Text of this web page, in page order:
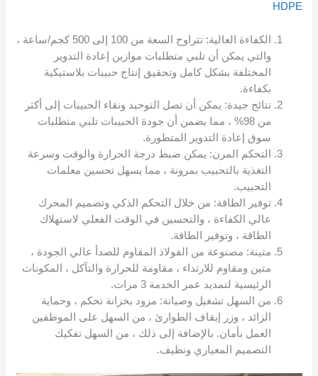
HDPE
الكفاءة العالية: تتراوح السعة من 100 إلى 500 كجم/ساعة ،
والتي يمكن أن تلبي متطلبات موازين إعادة التدوير
المختلفة بشكل كامل وتحقيق إنتاج حبيبات بلاستيكية
بكفاءة.
نتائج جيدة: يمكن أن تصل التوحيد ونقاء الحبيبات إلى أكثر
من 98% ، مما يضمن أن جودة الحبيبات تلبي متطلبات
سوق إعادة التدوير المتطورة.
التحكم المرن: يمكن ضبط درجة الحرارة والوقت وسرعة
التغذية بالتحبيب بمرونة ، مما يسهل تحسين معلمات
التحبيب.
توفير الطاقة: من خلال التحكم الذكي وتصميم المحرك
عالي الكفاءة ، والتحسين في الوقت الفعلي لاستهلاك
الطاقة ، وتوفير الطاقة.
متينة: مصنوعة من الفولاذ المقاوم للصدأ عالي الجودة ،
متين ومقاوم للارتداء ، مقاومة للحرارة والتآكل ، المكونات
الرئيسية لتمديد عمر الخدمة 3 مرات.
من السهل تشغيل وصيانة: مزود بخزانة تحكم ، وحماية
الزائد ، وزر إيقاف الطوارئ ، من السهل على الموظفين
العمل بأمان. بالإضافة إلى ذلك ، من السهل تفكيك
التصميم المعياري ونظيف.